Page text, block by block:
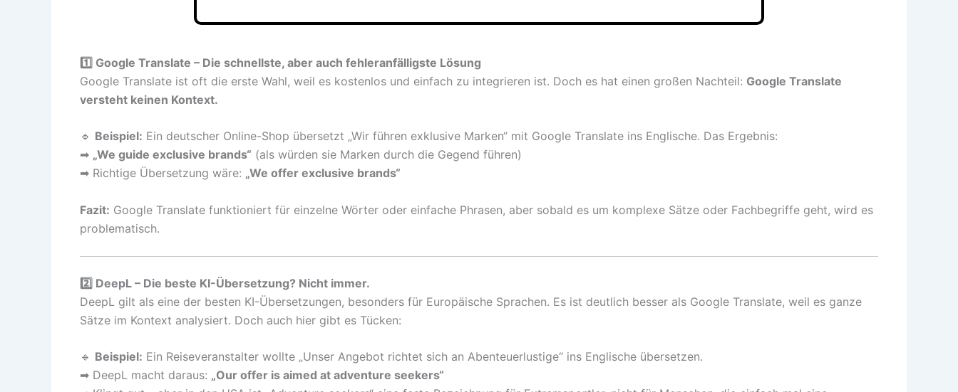
1️⃣ Google Translate – Die schnellste, aber auch fehleranfälligste Lösung
Google Translate ist oft die erste Wahl, weil es kostenlos und einfach zu integrieren ist. Doch es hat einen großen Nachteil: Google Translate
versteht keinen Kontext.
🔹 Beispiel: Ein deutscher Online-Shop übersetzt „Wir führen exklusive Marken“ mit Google Translate ins Englische. Das Ergebnis:
➡ „We guide exclusive brands“ (als würden sie Marken durch die Gegend führen)
➡ Richtige Übersetzung wäre: „We offer exclusive brands“
Fazit: Google Translate funktioniert für einzelne Wörter oder einfache Phrasen, aber sobald es um komplexe Sätze oder Fachbegriffe geht, wird es
problematisch.
2️⃣ DeepL – Die beste KI-Übersetzung? Nicht immer.
DeepL gilt als eine der besten KI-Übersetzungen, besonders für Europäische Sprachen. Es ist deutlich besser als Google Translate, weil es ganze
Sätze im Kontext analysiert. Doch auch hier gibt es Tücken:
🔹 Beispiel: Ein Reiseveranstalter wollte „Unser Angebot richtet sich an Abenteuerlustige“ ins Englische übersetzen.
➡ DeepL macht daraus: „Our offer is aimed at adventure seekers“